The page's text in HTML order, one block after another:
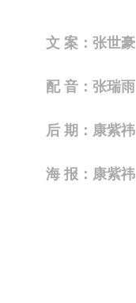
文 案：张世豪
配 音：张瑞雨
后 期：康紫祎
海 报：康紫祎